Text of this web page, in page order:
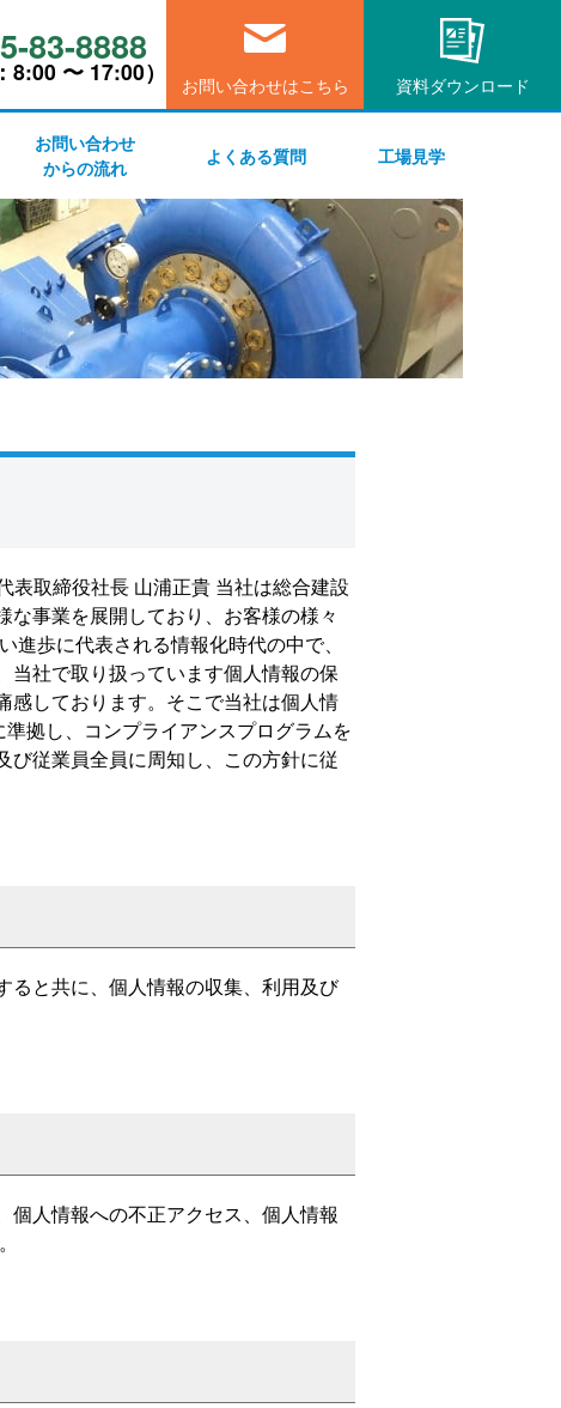
83-8888
8:00 〜 17:00） お問い合わせはこちら 資料ダウンロード
お問い合わせ
からの流れ
よくある質問 工場見学
取締役社長 山浦正貴 当社は総合建設
事業を展開しており、お客様の様々
歩に代表される情報化時代の中で、
当社で取り扱っています個人情報の保
感しております。そこで当社は個人情
拠し、コンプライアンスプログラムを
従業員全員に周知し、この方針に従
ると共に、個人情報の収集、利用及び
人情報への不正アクセス、個人情報